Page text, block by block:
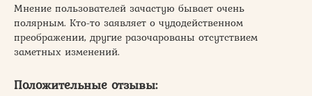
Мнение пользователей зачастую бывает очень
полярным. Кто-то заявляет о чудодейственном
преображении, другие разочарованы отсутствием
заметных изменений.
Положительные отзывы: